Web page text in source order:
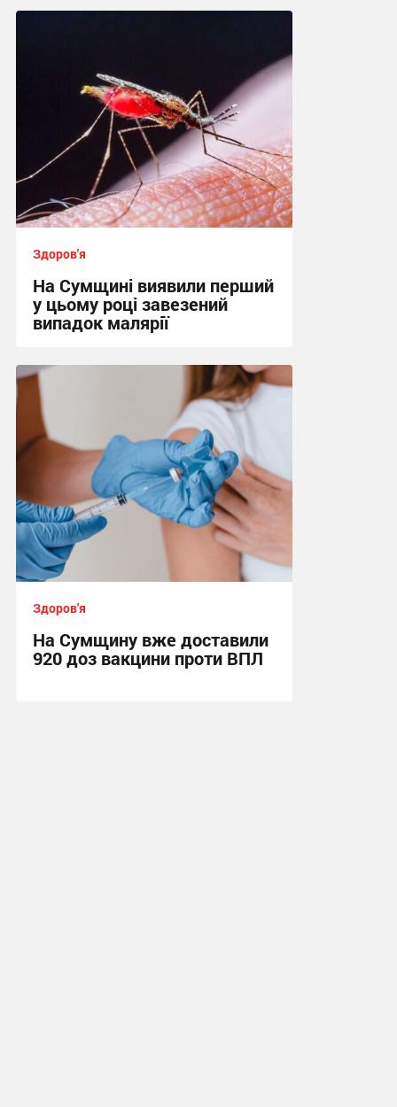
Здоров'я
На Сумщині виявили перший
у цьому році завезений
випадок малярії
16:10, 6.08.2026
Здоров'я
На Сумщину вже доставили
920 доз вакцини проти ВПЛ